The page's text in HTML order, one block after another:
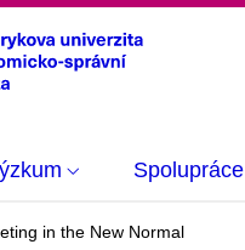
Spolupráce
in the New Normal